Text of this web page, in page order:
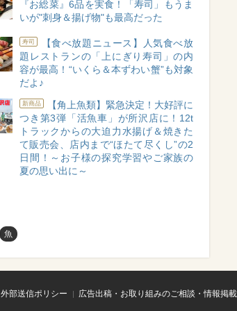
『お総菜』6品を実食！「寿司」もうま
いが"刺身＆揚げ物"も最高だった
寿司
【食べ放題ニュース】人気食べ放
題レストランの「上にぎり寿司」の内
容が最高！“いくら＆本ずわい蟹”も対象
だよ♪
新商品
【角上魚類】緊急決定！大好評に
つき第3弾「活魚車」が所沢店に！12t
トラックからの大迫力水揚げ＆焼きた
て販売会、店内まで“ほたて尽くし”の2
日間！～お子様の探究学習やご家族の
夏の思い出に～
魚
外部送信ポリシー
広告出稿・お取り組みのご相談・情報掲